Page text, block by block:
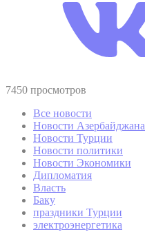
7450 просмотров
Все новости
Новости Азербайджана
Новости Турции
Новости политики
Новости Экономики
Дипломатия
Власть
Баку
праздники Турции
электроэнергетика